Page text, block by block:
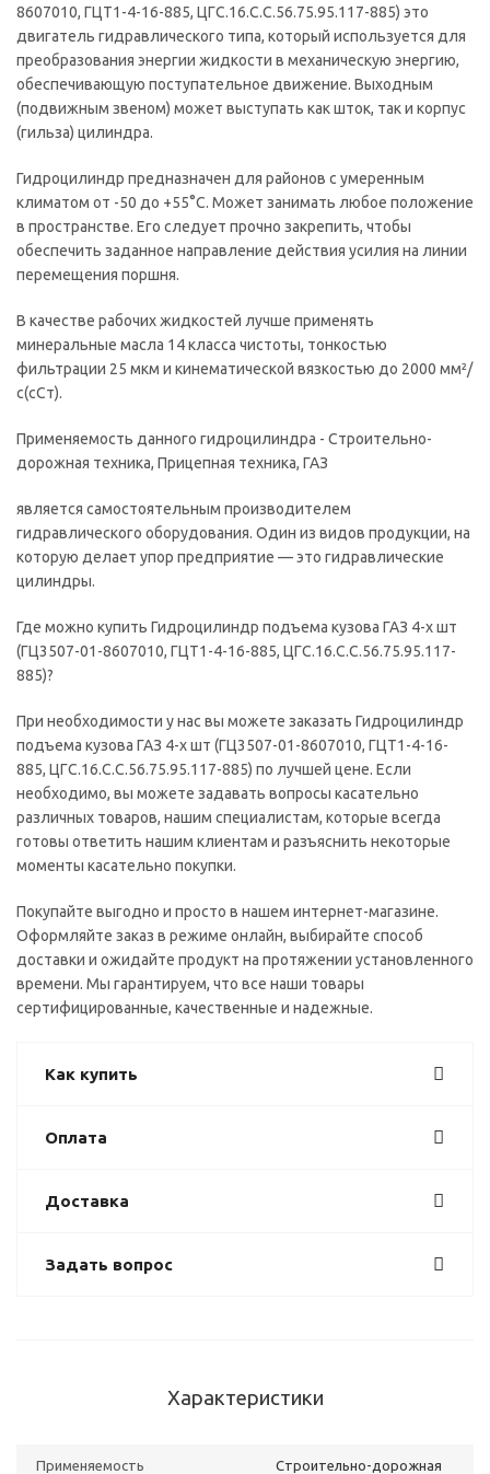
8607010, ГЦТ1-4-16-885, ЦГС.16.С.С.56.75.95.117-885) это
двигатель гидравлического типа, который используется для
преобразования энергии жидкости в механическую энергию,
обеспечивающую поступательное движение. Выходным
(подвижным звеном) может выступать как шток, так и корпус
(гильза) цилиндра.
Гидроцилиндр предназначен для районов с умеренным
климатом от -50 до +55°С. Может занимать любое положение
в пространстве. Его следует прочно закрепить, чтобы
обеспечить заданное направление действия усилия на линии
перемещения поршня.
В качестве рабочих жидкостей лучше применять
минеральные масла 14 класса чистоты, тонкостью
фильтрации 25 мкм и кинематической вязкостью до 2000 мм²/
с(сСт).
Применяемость данного гидроцилиндра - Строительно-
дорожная техника, Прицепная техника, ГАЗ
является самостоятельным производителем
гидравлического оборудования. Один из видов продукции, на
которую делает упор предприятие — это гидравлические
цилиндры.
Где можно купить Гидроцилиндр подъема кузова ГАЗ 4-х шт
(ГЦ3507-01-8607010, ГЦТ1-4-16-885, ЦГС.16.С.С.56.75.95.117-
885)?
При необходимости у нас вы можете заказать Гидроцилиндр
подъема кузова ГАЗ 4-х шт (ГЦ3507-01-8607010, ГЦТ1-4-16-
885, ЦГС.16.С.С.56.75.95.117-885) по лучшей цене. Если
необходимо, вы можете задавать вопросы касательно
различных товаров, нашим специалистам, которые всегда
готовы ответить нашим клиентам и разъяснить некоторые
моменты касательно покупки.
Покупайте выгодно и просто в нашем интернет-магазине.
Оформляйте заказ в режиме онлайн, выбирайте способ
доставки и ожидайте продукт на протяжении установленного
времени. Мы гарантируем, что все наши товары
сертифицированные, качественные и надежные.
Как купить
Оплата
Доставка
Задать вопрос
Характеристики
Применяемость
Строительно-дорожная